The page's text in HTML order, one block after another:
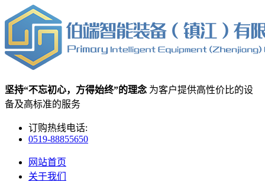
坚持“不忘初心，方得始终”的理念 为客户提供高性价比的设
备及高标准的服务
订购热线电话:
0519-88855650
网站首页
关于我们